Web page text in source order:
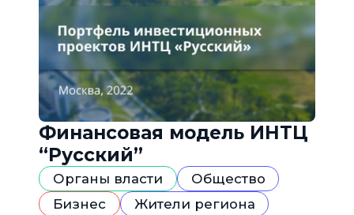
Финансовая модель ИНТЦ
“Русский”
Органы власти
Общество
Бизнес
Жители региона